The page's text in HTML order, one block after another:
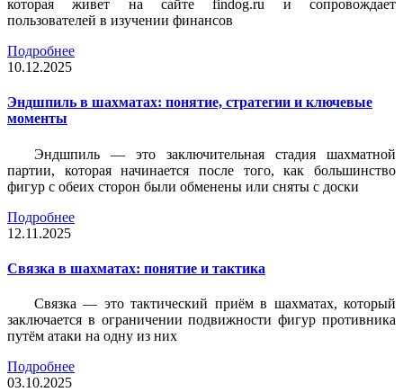
которая живет на сайте findog.ru и сопровождает
пользователей в изучении финансов
Подробнее
10.12.2025
Эндшпиль в шахматах: понятие, стратегии и ключевые
моменты
Эндшпиль — это заключительная стадия шахматной
партии, которая начинается после того, как большинство
фигур с обеих сторон были обменены или сняты с доски
Подробнее
12.11.2025
Связка в шахматах: понятие и тактика
Связка — это тактический приём в шахматах, который
заключается в ограничении подвижности фигур противника
путём атаки на одну из них
Подробнее
03.10.2025